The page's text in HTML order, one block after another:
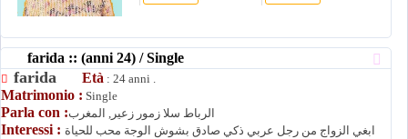
farida :: (anni 24) / Single
farida Età : 24 anni .
Matrimonio : Single
Parla con :الرباط سلا زمور زعير, المغرب
Interessi : ابغي الزواج من رجل عربي ذكي صادق بشوش الوجة محب للحياة